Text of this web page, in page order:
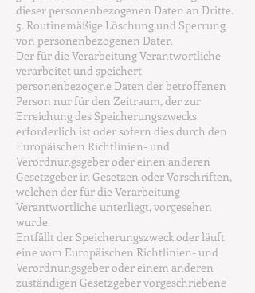
dieser personenbezogenen Daten an Dritte.
5. Routinemäßige Löschung und Sperrung
von personenbezogenen Daten
Der für die Verarbeitung Verantwortliche
verarbeitet und speichert
personenbezogene Daten der betroffenen
Person nur für den Zeitraum, der zur
Erreichung des Speicherungszwecks
erforderlich ist oder sofern dies durch den
Europäischen Richtlinien- und
Verordnungsgeber oder einen anderen
Gesetzgeber in Gesetzen oder Vorschriften,
welchen der für die Verarbeitung
Verantwortliche unterliegt, vorgesehen
wurde.
Entfällt der Speicherungszweck oder läuft
eine vom Europäischen Richtlinien- und
Verordnungsgeber oder einem anderen
zuständigen Gesetzgeber vorgeschriebene